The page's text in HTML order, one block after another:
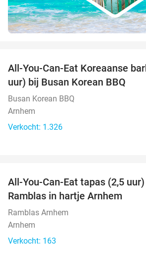
All-You-Can-Eat Koreaanse
uur) bij Busan Korean BBQ
Busan Korean BBQ
Arnhem
Verkocht: 1.326
All-You-Can-Eat tapas (2,5
Ramblas in hartje Arnhem
Ramblas Arnhem
Arnhem
Verkocht: 163